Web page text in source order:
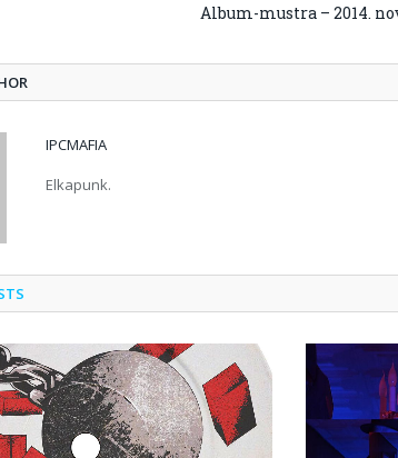
Album-mustra – 2014.
IPCMAFIA
Elkapunk.